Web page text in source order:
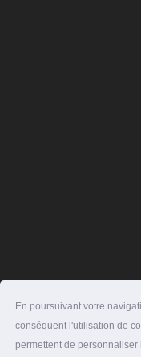
En poursuivant votre
conséquent l'utilisation de
permettent de